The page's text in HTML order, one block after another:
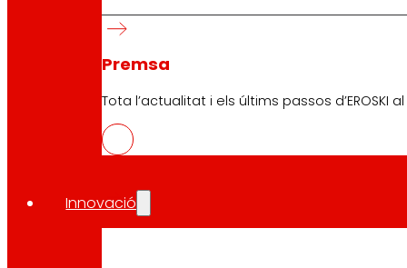
Premsa
Tota l’actualitat i els últims passos d’EROSKI
Innovació
Descarrega l'APP del club
Condicions generals del Club
Termes i condicions
Política de galetes
Política de protecció de dades